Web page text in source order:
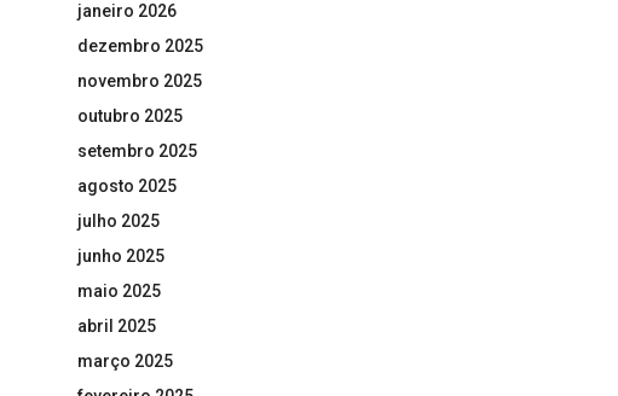
janeiro 2026
dezembro 2025
novembro 2025
outubro 2025
setembro 2025
agosto 2025
julho 2025
junho 2025
maio 2025
abril 2025
março 2025